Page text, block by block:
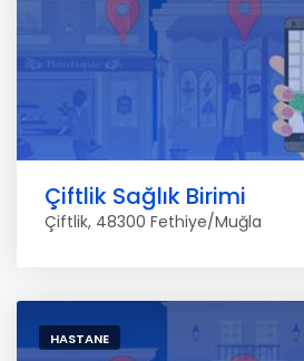
Çiftlik Sağlık Birimi
Çiftlik, 48300 Fethiye/Muğla
HASTANE